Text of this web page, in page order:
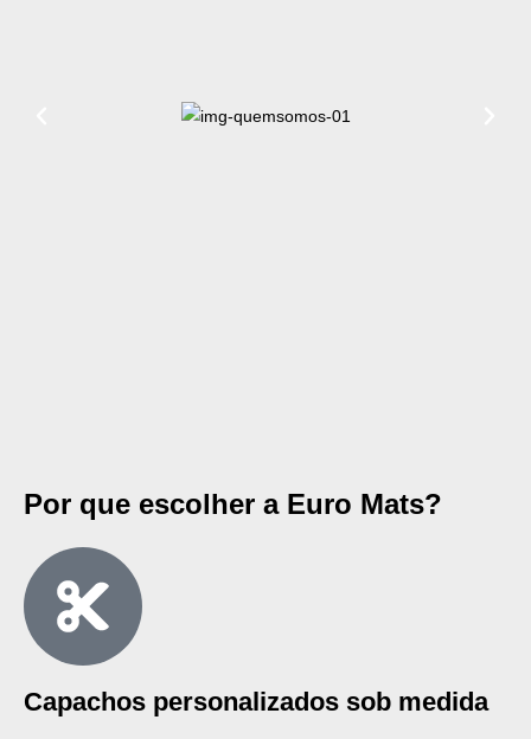
Por que escolher a Euro Mats?
Capachos personalizados sob medida